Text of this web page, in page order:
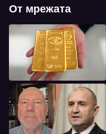
От мрежата